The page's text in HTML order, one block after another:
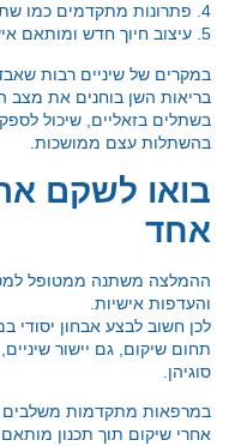
4. פתרונות מתקדמים כמו שתלים בזאליים לחסרי עצם
5. עיצוב חיוך חדש ומותאם אישית
במקרים של שיניים רבות
בריאות השן בוחנים את מצב
בשתלים בזאליים, שיכול
בהשתלות עצם ממושכות.
בואו לשקם
אחד
ההמלצה משתנה ממטופל
והעדפות אישיות.
לכן חשוב לבצע אבחון יסודי
תחום שיקום, גם יישור
סוגיהן.
במרפאות מתקדמות משלבים
אחרי שיקום תוך תכנון